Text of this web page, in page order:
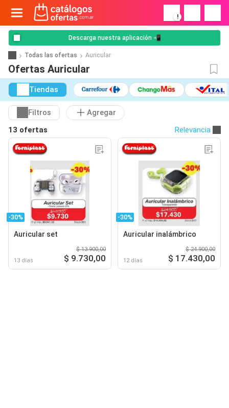
!
Descarga nuestra aplicación 📲
Todas las ofertas Auricular
Ofertas Auricular
Tiendas
Filtros
Agregar
13 ofertas
Relevancia
-30%
Auricular set
13 días
$ 13.900,00
$ 9.730,00
-30%
Auricular inalámbrico
12 días
$ 24.900,00
$ 17.430,00